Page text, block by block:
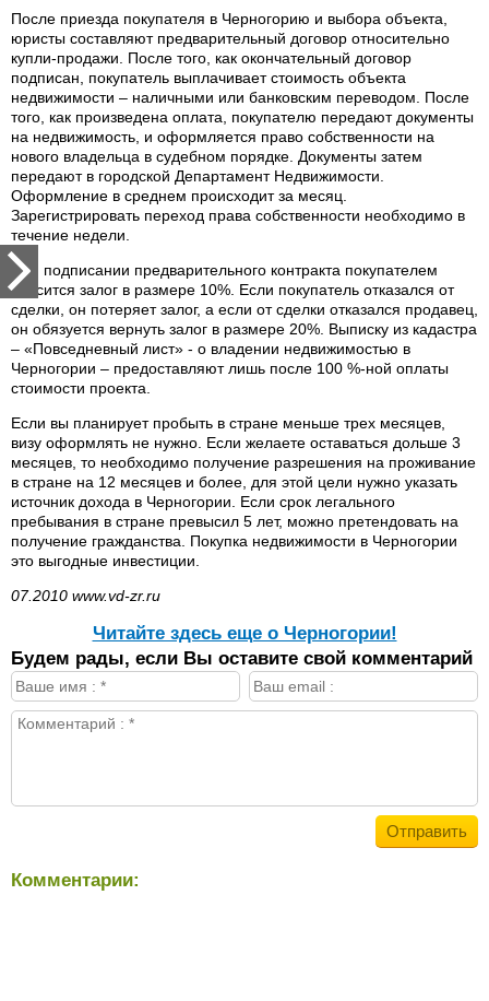
После приезда покупателя в Черногорию и выбора объекта,
юристы составляют предварительный договор относительно
купли-продажи. После того, как окончательный договор
подписан, покупатель выплачивает стоимость объекта
недвижимости – наличными или банковским переводом. После
того, как произведена оплата, покупателю передают документы
на недвижимость, и оформляется право собственности на
нового владельца в судебном порядке. Документы затем
передают в городской Департамент Недвижимости.
Оформление в среднем происходит за месяц.
Зарегистрировать переход права собственности необходимо в
течение недели.
При подписании предварительного контракта покупателем
вносится залог в размере 10%. Если покупатель отказался от
сделки, он потеряет залог, а если от сделки отказался продавец,
он обязуется вернуть залог в размере 20%. Выписку из кадастра
– «Повседневный лист» - о владении недвижимостью в
Черногории – предоставляют лишь после 100 %-ной оплаты
стоимости проекта.
Если вы планирует пробыть в стране меньше трех месяцев,
визу оформлять не нужно. Если желаете оставаться дольше 3
месяцев, то необходимо получение разрешения на проживание
в стране на 12 месяцев и более, для этой цели нужно указать
источник дохода в Черногории. Если срок легального
пребывания в стране превысил 5 лет, можно претендовать на
получение гражданства. Покупка недвижимости в Черногории
это выгодные инвестиции.
07.2010 www.vd-zr.ru
Читайте здесь еще о Черногории!
Будем рады, если Вы оставите свой комментарий
Комментарии: